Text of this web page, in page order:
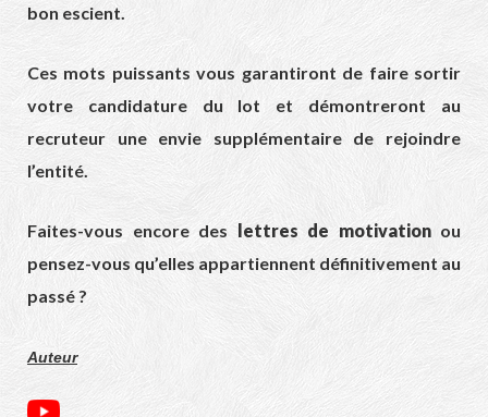
bon escient.
Ces mots puissants vous garantiront de faire sortir
votre candidature du lot et démontreront au
recruteur une envie supplémentaire de rejoindre
l’entité.
Faites-vous encore des lettres de motivationou
pensez-vous qu’elles appartiennent définitivement au
passé ?
Auteur